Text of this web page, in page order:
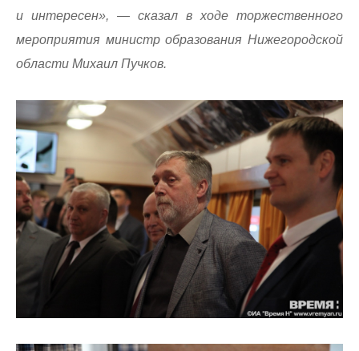
и интересен», — сказал в ходе торжественного
мероприятия министр образования Нижегородской
области Михаил Пучков.